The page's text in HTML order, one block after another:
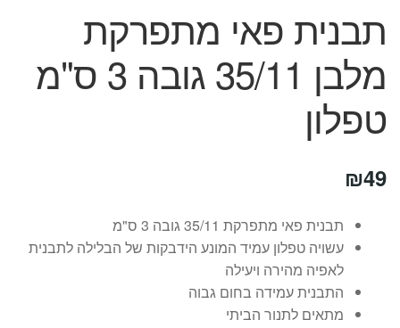
עגלת קניות
תשלום
תבנית פאי מתפרקת
מלבן 35/11 גובה 3 ס"מ
טפלון
₪49
תבנית פאי מתפרקת 35/11 גובה 3 ס"מ
עשויה טפלון עמיד המונע הידבקות של הבלילה לתבנית
לאפיה מהירה ויעילה
התבנית עמידה בחום גבוה
מתאים לתנור הביתי